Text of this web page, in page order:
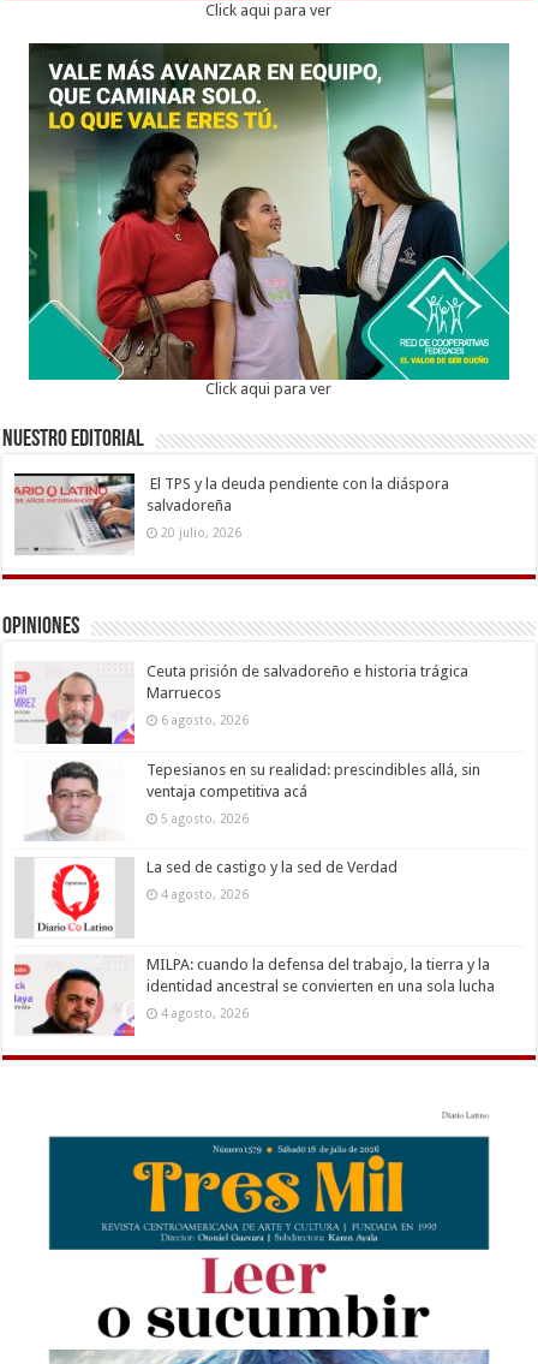
Click aqui para ver
Click aqui para ver
Nuestro Editorial
El TPS y la deuda pendiente con la diáspora
salvadoreña
20 julio, 2026
Opiniones
Ceuta prisión de salvadoreño e historia trágica
Marruecos
6 agosto, 2026
Tepesianos en su realidad: prescindibles allá, sin
ventaja competitiva acá
5 agosto, 2026
La sed de castigo y la sed de Verdad
4 agosto, 2026
MILPA: cuando la defensa del trabajo, la tierra y la
identidad ancestral se convierten en una sola lucha
4 agosto, 2026